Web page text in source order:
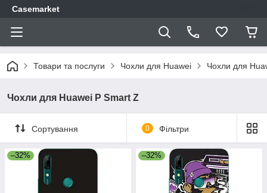
Casemarket
Товари та послуги Чохли для Huawei Чохли для
Чохли для Huawei P Smart Z
Сортування 0 Фільтри
–32% –32%